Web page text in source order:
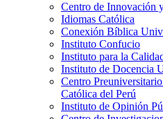
Centro de Innovación
Idiomas Católica
Conexión Bíblica
Instituto Confucio
Instituto para la
Instituto de Docencia
Centro
Católica del Perú
Instituto de Opinión